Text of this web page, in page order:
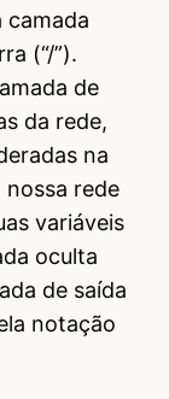
camada
(“/”).
de
da rede,
na
rede
variáveis
oculta
de saída
notação